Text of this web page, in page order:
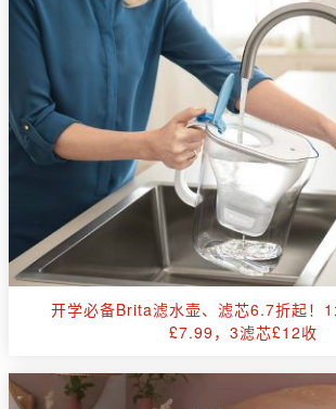
开学必备Brita滤水壶、滤芯6.7折起！
£7.99，3滤芯£12收